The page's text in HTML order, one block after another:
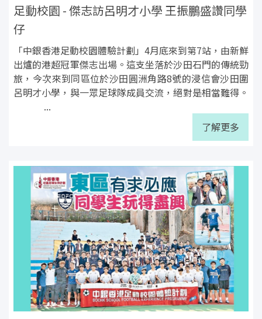
足動校園 - 傑志訪呂明才小學 王振鵬盛讚同學
仔
「中銀香港足動校園體驗計劃」4月底來到第7站，由新鮮
出爐的港超冠軍傑志出場。這支坐落於沙田石門的傳統勁
旅，今次來到同區位於沙田圓洲角路8號的浸信會沙田圍
呂明才小學，與一眾足球隊成員交流，絕對是相當難得。
...
了解更多